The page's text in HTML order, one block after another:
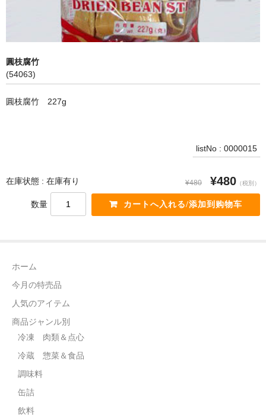
健康食品
野菜＆果物
酒類
ピータン・塩漬け卵
電話カード
日本語
圓枝腐竹
(54063)
圓枝腐竹 227g
listNo : 0000015
在庫状態 : 在庫有り ¥480 ¥480 （税別）
数量
ホーム
今月の特売品
人気のアイテム
商品ジャンル別
冷凍 肉類＆点心
冷蔵 惣菜＆食品
調味料
缶詰
飲料